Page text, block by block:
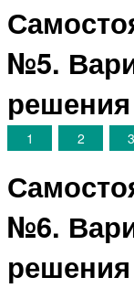
№5.
решения
1 2 3
№6.
решения